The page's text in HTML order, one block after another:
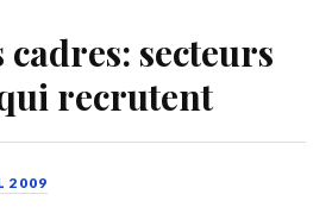
secteurs
recrutent
2009